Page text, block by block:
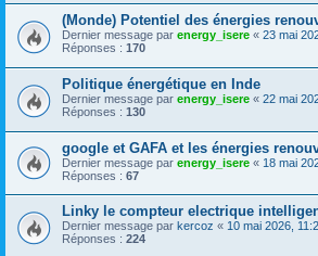
(Monde) Potentiel des énergies
Dernier message par energy_isere « 23 mai
Réponses : 170
Politique énergétique en Inde
Dernier message par energy_isere « 22 mai
Réponses : 130
google et GAFA et les énergies
Dernier message par energy_isere « 18 mai
Réponses : 67
Linky le compteur electrique
Dernier message par kercoz « 10 mai 2026,
Réponses : 224